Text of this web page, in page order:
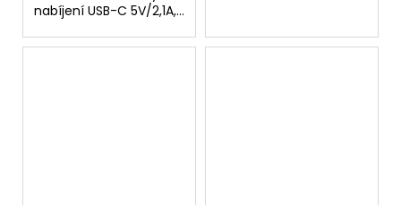
nabíjení USB-C 5V/2,1A,...